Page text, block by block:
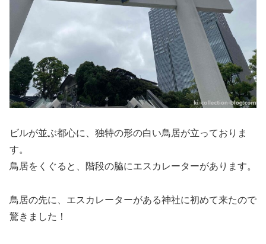
ビルが並ぶ都心に、独特の形の白い鳥居が立っておりま
す。
鳥居をくぐると、階段の脇にエスカレーターがあります。
鳥居の先に、エスカレーターがある神社に初めて来たので
驚きました！